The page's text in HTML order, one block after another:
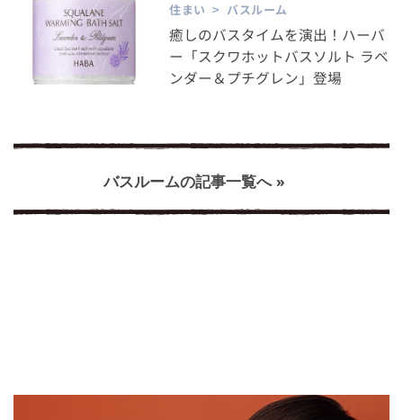
住まい > バスルーム
癒しのバスタイムを演出！ハーバ
ー「スクワホットバスソルト ラベ
ンダー＆プチグレン」登場
バスルームの記事一覧へ »